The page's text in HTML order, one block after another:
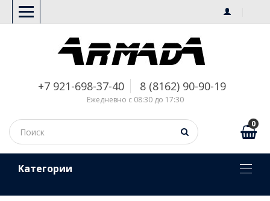
+7 921-698-37-40 8 (8162) 90-90-19
Ежедневно с 08:30 до 17:30
0
Kатегории